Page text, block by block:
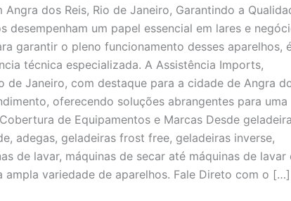
dos Reis, Rio de Janeiro, Garantindo a
um papel essencial em lares e
garantir o pleno funcionamento desses aparelhos,
técnica especializada. A Assistência Imports,
de Janeiro, com destaque para a cidade de Angra
oferecendo soluções abrangentes para uma
de Equipamentos e Marcas Desde
adegas, geladeiras frost free, geladeiras inverse,
de lavar, máquinas de secar até máquinas de lavar
variedade de aparelhos. Fale Direto com o […]